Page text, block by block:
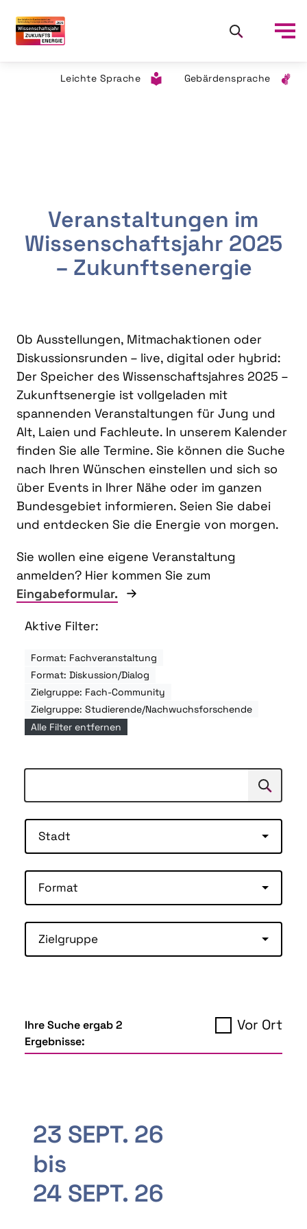
Leichte Sprache Gebärdensprache
Veranstaltungen im
Wissenschaftsjahr 2025
– Zukunftsenergie
Ob Ausstellungen, Mitmachaktionen oder
Diskussionsrunden – live, digital oder hybrid:
Der Speicher des Wissenschaftsjahres 2025 –
Zukunftsenergie ist vollgeladen mit
spannenden Veranstaltungen für Jung und
Alt, Laien und Fachleute. In unserem Kalender
finden Sie alle Termine. Sie können die Suche
nach Ihren Wünschen einstellen und sich so
über Events in Ihrer Nähe oder im ganzen
Bundesgebiet informieren. Seien Sie dabei
und entdecken Sie die Energie von morgen.
Sie wollen eine eigene Veranstaltung
anmelden? Hier kommen Sie zum
Eingabeformular.
Aktive Filter:
Format: Fachveranstaltung
Format: Diskussion/Dialog
Zielgruppe: Fach-Community
Zielgruppe: Studierende/Nachwuchsforschende
Alle Filter entfernen
Suchen
Stadt
Format
Zielgruppe
Ihre Suche ergab 2
Ergebnisse:
Vor Ort
23 SEPT. 26
bis
24 SEPT. 26